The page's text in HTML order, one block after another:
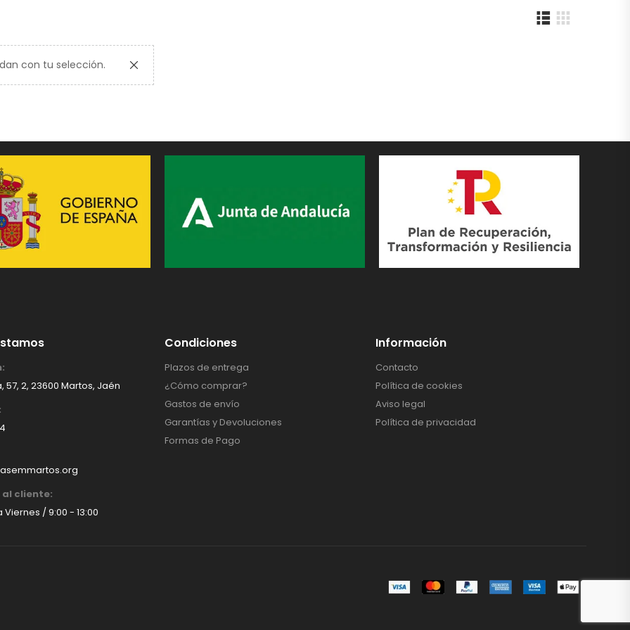
con tu selección.
57, 2, 23600 Martos, Jaén
cliente:
Viernes / 9:00 - 13:00
Condiciones
Plazos de entrega
¿Cómo comprar?
Gastos de envío
Garantías y Devoluciones
Formas de Pago
Información
Contacto
Política de cookies
Aviso legal
Política de privacidad